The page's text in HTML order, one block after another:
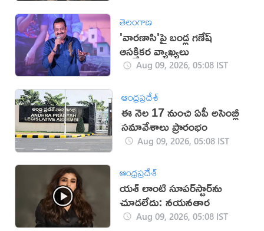
తెలంగాణ
'వారణాసి'పై బండ్ల గణేష్
ఆసక్తికర వ్యాఖ్యలు
Aug 09, 2026, 05:08 IST
ఆంధ్రప్రదేశ్
ఈ నెల 17 నుంచి ఏపీ అసెంబ్లీ
సమావేశాలు ప్రారంభం
Aug 09, 2026, 05:08 IST
ఆంధ్రప్రదేశ్
యశ్ లాంటి సూపర్‌స్టార్‌ను
చూడలేదు: నయనతార
Aug 09, 2026, 05:08 IST